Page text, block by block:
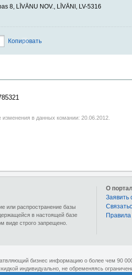
8, LĪVĀNU NOV., LĪVĀNI, LV-5316
Копировать
изменения в данных комании: 20.06.2012.
или распространение базы
в настоящей базе
виде строго запрещено.
О
Заявить
Правила
бизнес информацию о более чем 90
индивидуально, не обременяясь